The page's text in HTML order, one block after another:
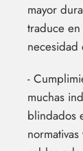
mayor
traduce
necesidad
-
muchas
blindados